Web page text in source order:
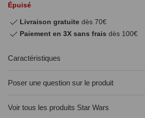
Épuisé
Livraison gratuite dès 70€
Paiement en 3X sans frais dès 100€
Caractéristiques
Poser une question sur le produit
Voir tous les produits Star Wars